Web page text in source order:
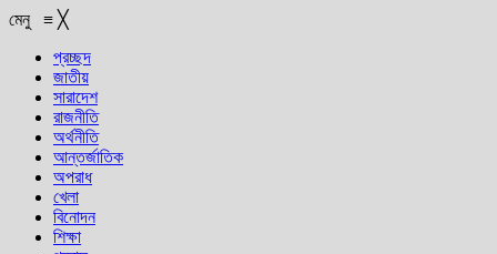
মেনু ≡ ╳
প্রচ্ছদ
জাতীয়
সারাদেশ
রাজনীতি
অর্থনীতি
আন্তর্জাতিক
অপরাধ
খেলা
বিনোদন
শিক্ষা